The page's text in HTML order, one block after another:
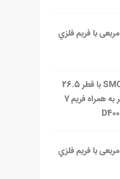
دریچه 60*60 مربعی با فریم فلزي
دریچه منهول SMC با قطر 26.5
لولایی سانتیمتر به همراه فریم 7
دریچه 60*60 مربعی با فریم فلزي